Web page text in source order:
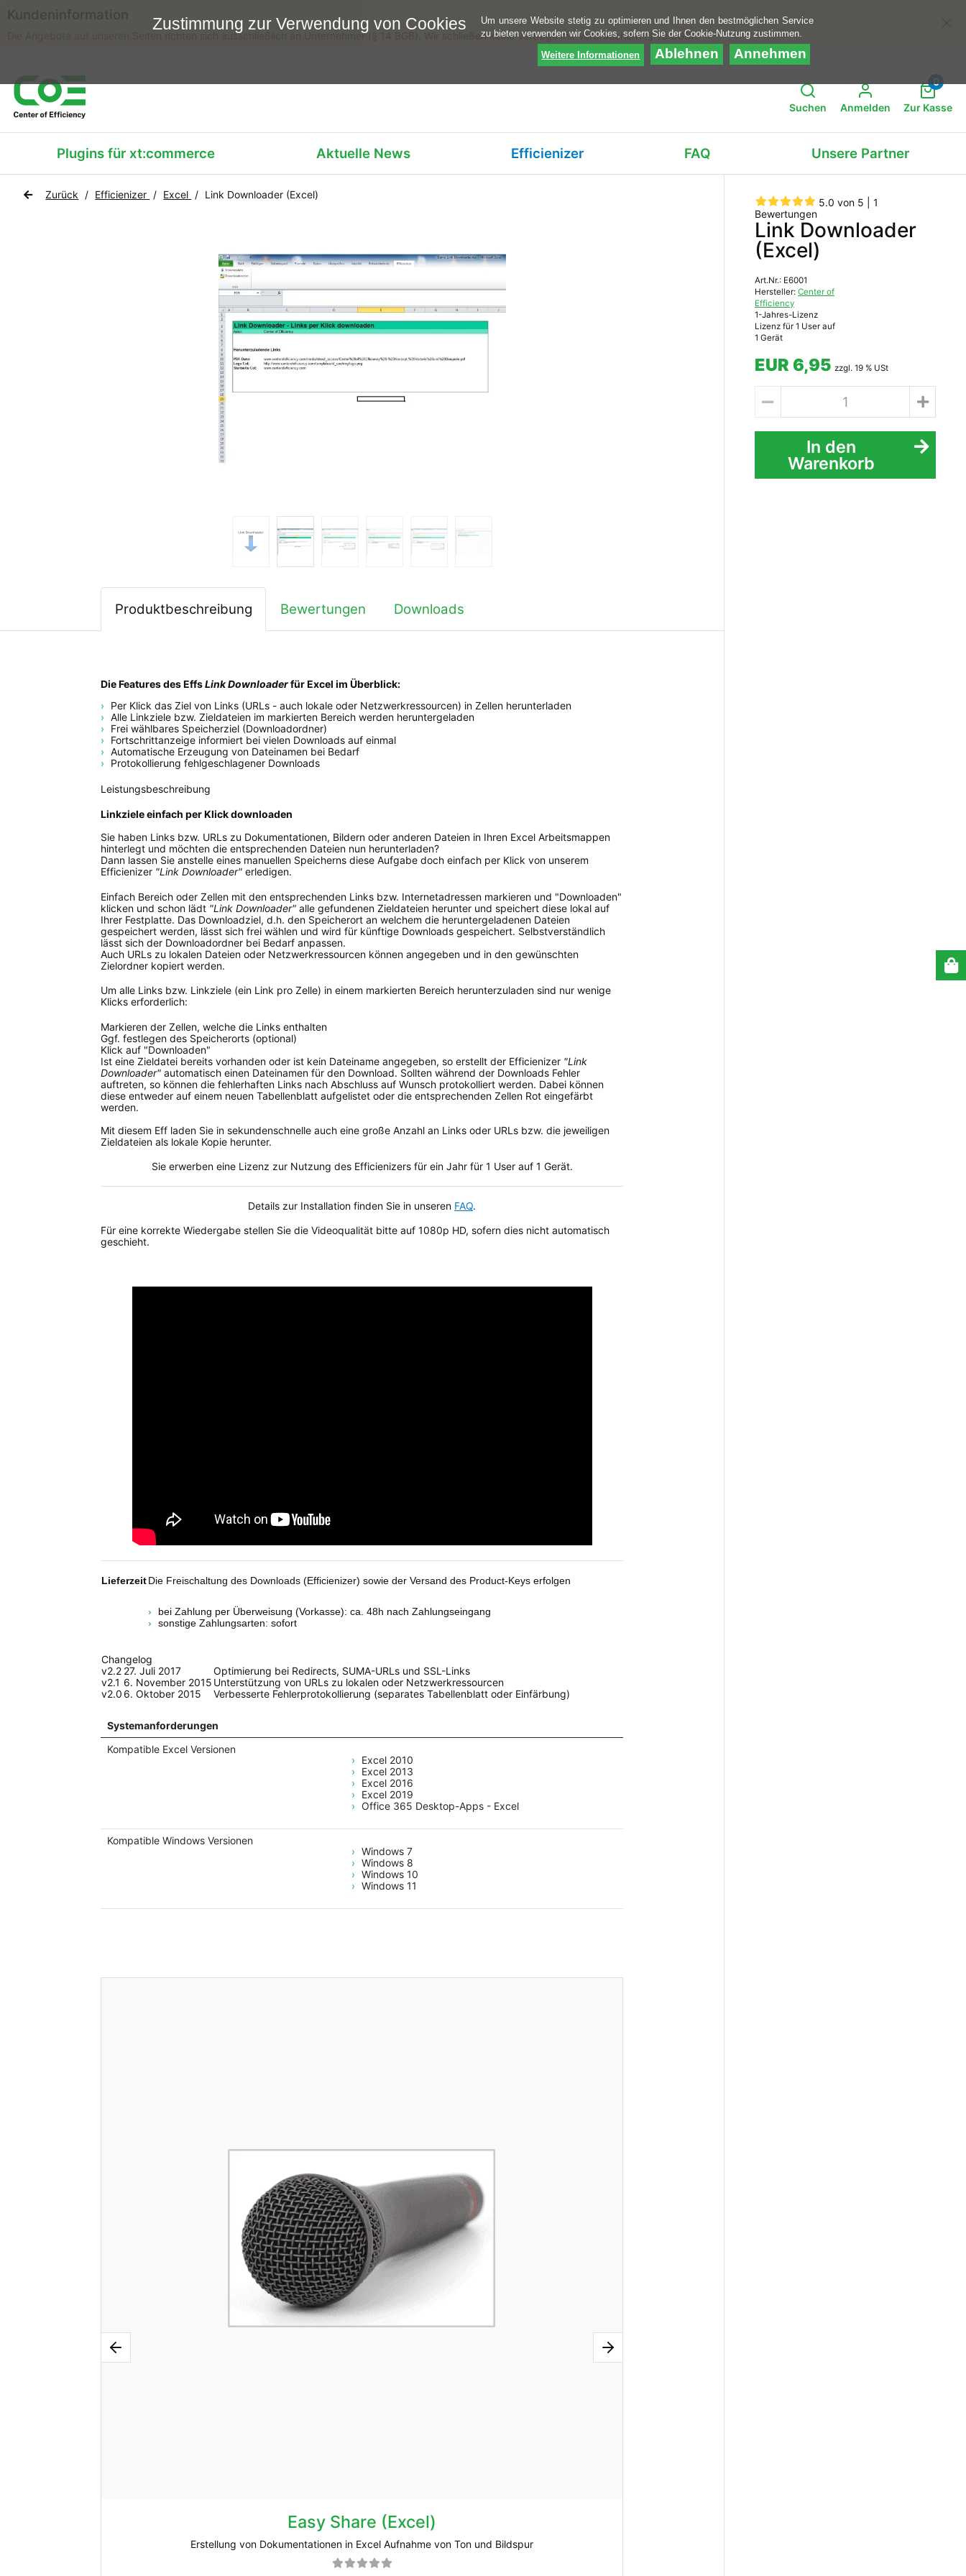
Kundeninformation
Die Angebote auf unseren Seiten richten sich ausschließlich an Unternehmer (§ 14 BGB). Wir schließen keine Verträge mit Verbrauchern (§ 13 BGB).
Suchen Anmelden Zur Kasse
0
Plugins für xt:commerce Aktuelle News Efficienizer FAQ Unsere Partner
Zurück Efficienizer Excel Link Downloader (Excel)
Produktbeschreibung Bewertungen Downloads
Die Features des EffsLink Downloaderfür Excel im Überblick:
Per Klick das Ziel von Links (URLs - auch lokale oder Netzwerkressourcen) in Zellen herunterladen
Alle Linkziele bzw. Zieldateien im markierten Bereich werden heruntergeladen
Frei wählbares Speicherziel (Downloadordner)
Fortschrittanzeige informiert bei vielen Downloads auf einmal
Automatische Erzeugung von Dateinamen bei Bedarf
Protokollierung fehlgeschlagener Downloads
Leistungsbeschreibung
Linkziele einfach per Klick downloaden
Sie haben Links bzw. URLs zu Dokumentationen, Bildern oder anderen Dateien in Ihren Excel Arbeitsmappen
hinterlegt und möchten die entsprechenden Dateien nun herunterladen?
Dann lassen Sie anstelle eines manuellen Speicherns diese Aufgabe doch einfach per Klick von unserem
Efficienizer "Link Downloader"erledigen.
Einfach Bereich oder Zellen mit den entsprechenden Links bzw. Internetadressen markieren und "Downloaden"
klicken und schon lädt "Link Downloader"alle gefundenen Zieldateien herunter und speichert diese lokal auf
Ihrer Festplatte. Das Downloadziel, d.h. den Speicherort an welchem die heruntergeladenen Dateien
gespeichert werden, lässt sich frei wählen und wird für künftige Downloads gespeichert. Selbstverständlich
lässt sich der Downloadordner bei Bedarf anpassen.
Auch URLs zu lokalen Dateien oder Netzwerkressourcen können angegeben und in den gewünschten
Zielordner kopiert werden.
Um alle Links bzw. Linkziele (ein Link pro Zelle) in einem markierten Bereich herunterzuladen sind nur wenige
Klicks erforderlich:
Markieren der Zellen, welche die Links enthalten
Ggf. festlegen des Speicherorts (optional)
Klick auf "Downloaden"
Ist eine Zieldatei bereits vorhanden oder ist kein Dateiname angegeben, so erstellt der Efficienizer "Link
Downloader"automatisch einen Dateinamen für den Download. Sollten während der Downloads Fehler
auftreten, so können die fehlerhaften Links nach Abschluss auf Wunsch protokolliert werden. Dabei können
diese entweder auf einem neuen Tabellenblatt aufgelistet oder die entsprechenden Zellen Rot eingefärbt
werden.
Mit diesem Eff laden Sie in sekundenschnelle auch eine große Anzahl an Links oder URLs bzw. die jeweiligen
Zieldateien als lokale Kopie herunter.
Sie erwerben eine Lizenz zur Nutzung des Efficienizers für ein Jahr für 1 User auf 1 Gerät.
Details zur Installation finden Sie in unseren FAQ.
Für eine korrekte Wiedergabe stellen Sie die Videoqualität bitte auf 1080p HD, sofern dies nicht automatisch
geschieht.
LieferzeitDie Freischaltung des Downloads (Efficienizer) sowie der Versand des Product-Keys erfolgen
bei Zahlung per Überweisung (Vorkasse): ca. 48h nach Zahlungseingang
sonstige Zahlungsarten: sofort
Changelog
v2.2 27. Juli 2017
Optimierung bei Redirects, SUMA-URLs und SSL-Links
v2.1 6. November 2015 Unterstützung von URLs zu lokalen oder Netzwerkressourcen
v2.0 6. Oktober 2015 Verbesserte Fehlerprotokollierung (separates Tabellenblatt oder Einfärbung)
Systemanforderungen
Kompatible Excel Versionen
Excel 2010
Excel 2013
Excel 2016
Excel 2019
Office 365 Desktop-Apps - Excel
Kompatible Windows Versionen
Windows 7
Windows 8
Windows 10
Windows 11
Easy Share (Excel)
Erstellung von Dokumentationen in Excel Aufnahme von Ton und Bildspur
5.0 von 5 | 1
Bewertungen
Link Downloader
(Excel)
Art.Nr.: E6001
Hersteller: Center of
Efficiency
1-Jahres-Lizenz
Lizenz für 1 User auf
1 Gerät
EUR 6,95 zzgl. 19 % USt
In den
Warenkorb
Zustimmung zur Verwendung von Cookies
Um unsere Website stetig zu optimieren und Ihnen den bestmöglichen Service
zu bieten verwenden wir Cookies, sofern Sie der Cookie-Nutzung zustimmen.
Annehmen
Ablehnen
Weitere Informationen